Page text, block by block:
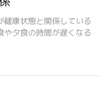
健康状態と関係している
や夕食の時間が遅くなる